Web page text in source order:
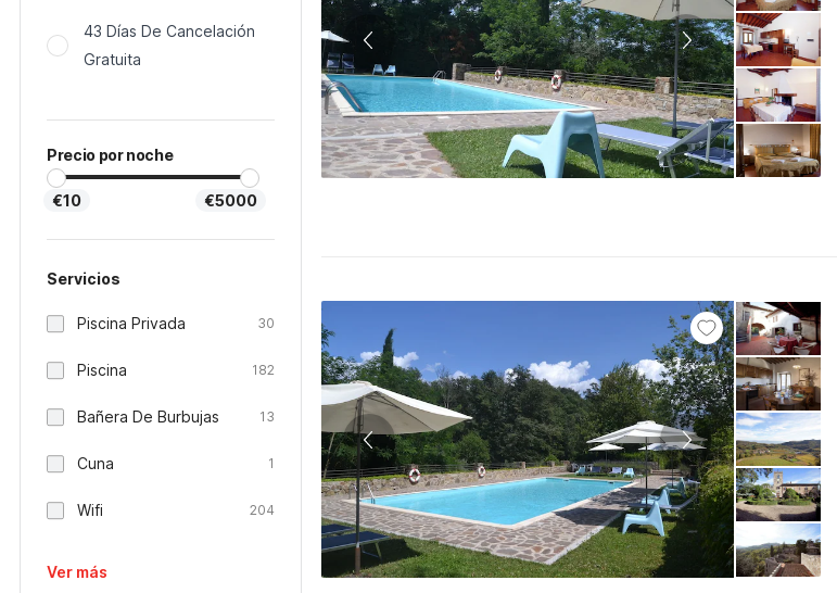
43 Días De Cancelación
Gratuita
Precio por noche
€10 €5000
Servicios
Piscina Privada 30
Piscina 182
Bañera De Burbujas 13
Cuna 1
Wifi 204
Ver más